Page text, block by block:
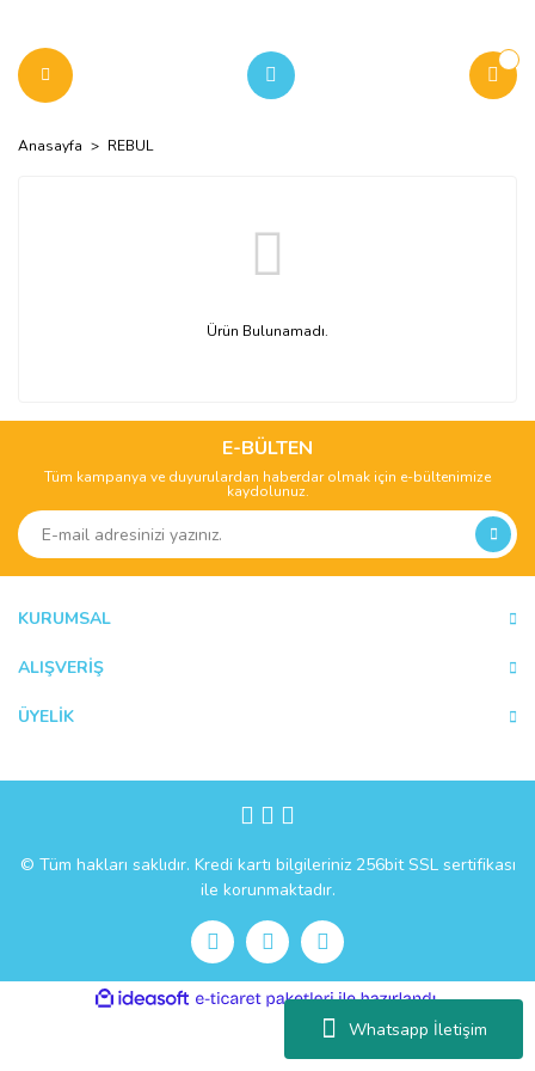
Whatsapp İletişim
Anasayfa REBUL
Ürün Bulunamadı.
E-BÜLTEN
Tüm kampanya ve duyurulardan haberdar olmak için e-bültenimize
kaydolunuz.
KURUMSAL
ALIŞVERİŞ
ÜYELİK
© Tüm hakları saklıdır. Kredi kartı bilgileriniz 256bit SSL sertifikası
ile korunmaktadır.
ideasoft
e-
ticaret
paketleri
ile
hazırlandı.